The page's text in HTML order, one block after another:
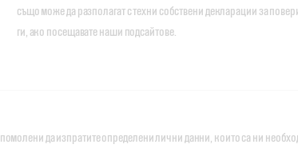
също може да разполагат с техни собствени декларации за
ги, ако посещавате наши подсайтове.
да изпратите определени лични данни, които са ни